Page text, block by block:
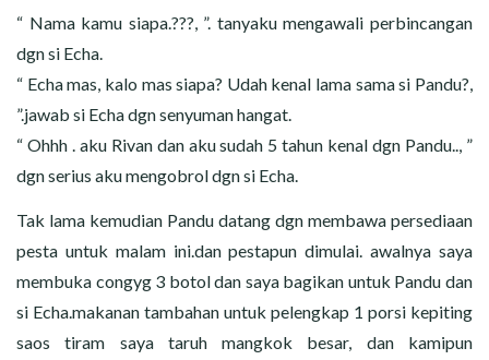
“ Nama kamu siapa.???, ”. tanyaku mengawali perbincangan
dgn si Echa.
“ Echa mas, kalo mas siapa? Udah kenal lama sama si Pandu?,
”.jawab si Echa dgn senyuman hangat.
“ Ohhh . aku Rivan dan aku sudah 5 tahun kenal dgn Pandu.., ”
dgn serius aku mengobrol dgn si Echa.
Tak lama kemudian Pandu datang dgn membawa persediaan
pesta untuk malam ini.dan pestapun dimulai. awalnya saya
membuka congyg 3 botol dan saya bagikan untuk Pandu dan
si Echa.makanan tambahan untuk pelengkap 1 porsi kepiting
saos tiram saya taruh mangkok besar, dan kamipun